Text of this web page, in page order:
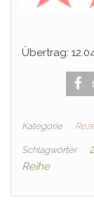
Übertrag:
Kategorie
Schlagwörter
Reihe